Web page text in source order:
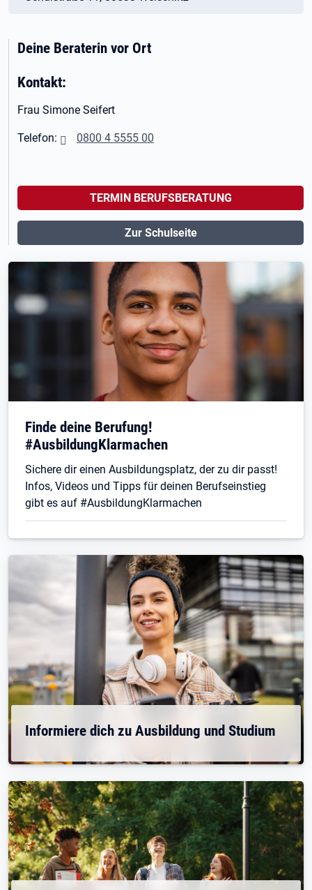
Deine Beraterin vor Ort
Kontakt:
Frau Simone Seifert
Telefon: 0800 4 5555 00
TERMIN BERUFSBERATUNG
Zur Schulseite
Finde deine Berufung!
#AusbildungKlarmachen
Sichere dir einen Ausbildungsplatz, der zu dir passt!
Infos, Videos und Tipps für deinen Berufseinstieg
gibt es auf #AusbildungKlarmachen
Informiere dich zu Ausbildung und Studium